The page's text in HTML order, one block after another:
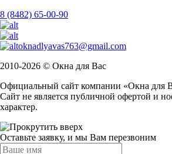
8 (8482) 65-00-90
oknadlyavas763@gmail.com
2010-2026 © Окна для Вас
Официальный сайт компании «Окна для
Сайт не является публичной офертой и
характер.
Оставьте заявку, и мы Вам перезвоним